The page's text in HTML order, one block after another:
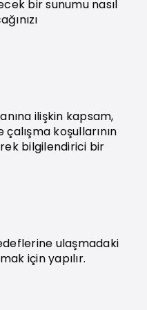
bir sunumu nasıl
ilişkin kapsam,
koşullarının
bilgilendirici bir
ulaşmadaki
için yapılır.